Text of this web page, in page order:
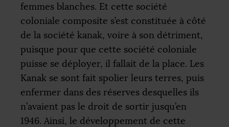
femmes blanches. Et cette société
coloniale composite s’est constituée à côté
de la société kanak, voire à son détriment,
puisque pour que cette société coloniale
puisse se déployer, il fallait de la place. Les
Kanak se sont fait spolier leurs terres, puis
enfermer dans des réserves desquelles ils
n’avaient pas le droit de sortir jusqu’en
1946. Ainsi, le développement de cette